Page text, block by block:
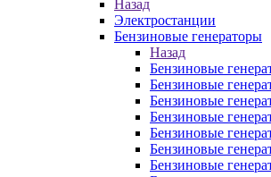
Назад
Электростанции
Бензиновые генераторы
Назад
Бензиновые
Бензиновые
Бензиновые
Бензиновые
Бензиновые
Бензиновые
Бензиновые